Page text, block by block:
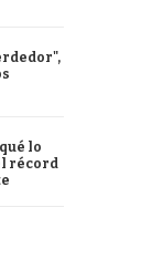
lo
récord